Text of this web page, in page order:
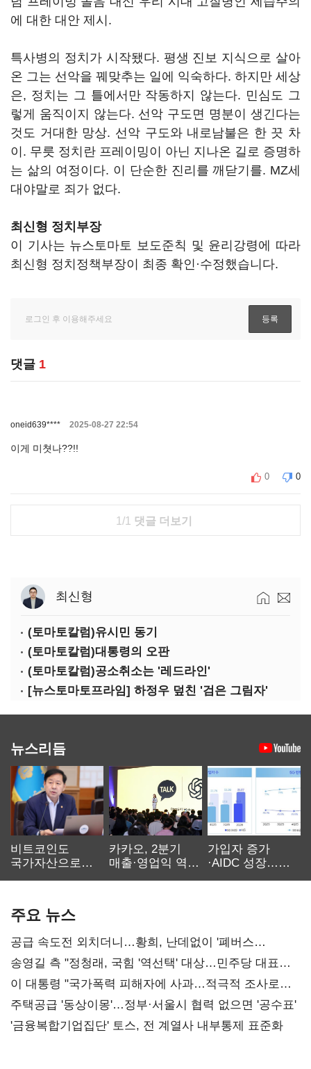
에 대한 대안 제시.
특사병의 정치가 시작됐다. 평생 진보 지식으로 살아
온 그는 선악을 꿰맞추는 일에 익숙하다. 하지만 세상
은, 정치는 그 틀에서만 작동하지 않는다. 민심도 그
렇게 움직이지 않는다. 선악 구도면 명분이 생긴다는
것도 거대한 망상. 선악 구도와 내로남불은 한 끗 차
이. 무릇 정치란 프레이밍이 아닌 지나온 길로 증명하
는 삶의 여정이다. 이 단순한 진리를 깨닫기를. MZ세
대야말로 죄가 없다.
최신형 정치부장
이 기사는 뉴스토마토 보도준칙 및 윤리강령에 따라
최신형 정치정책부장이 최종 확인·수정했습니다.
댓글 1
oneid639**** 2025-08-27 22:54
이게 미쳣나??!!
0 0
1/1 댓글 더보기
최신형
(토마토칼럼)유시민 동기
(토마토칼럼)대통령의 오판
(토마토칼럼)공소취소는 '레드라인'
[뉴스토마토프라임] 하정우 덮친 '검은 그림자'
뉴스리듬
비트코인도
국가자산으로…'
카카오, 2분기
매출·영업익 역대
가입자 증가
·AIDC 성장…
주요 뉴스
공급 속도전 외치더니…황희, 난데없이 '폐버스
리모델링' 제안
송영길 측 "정청래, 국힘 '역선택' 대상…민주당 대표로
총선 지휘 못해"
이 대통령 "국가폭력 피해자에 사과…적극적 조사로
진실 밝혀야"
주택공급 '동상이몽'…정부·서울시 협력 없으면 '공수표'
'금융복합기업집단' 토스, 전 계열사 내부통제 표준화